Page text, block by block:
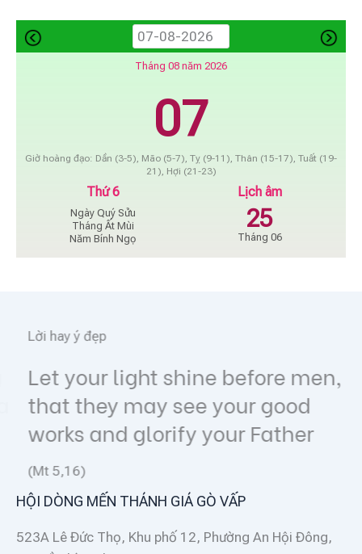
Tháng 08 năm 2026
07
Giờ hoàng đạo: Dần (3-5), Mão (5-7), Tỵ (9-11), Thân (15-17), Tuất (19-
21), Hợi (21-23)
Thứ 6
Ngày Quý Sửu
Tháng Ất Mùi
Năm Bính Ngọ
Lịch âm
25
Tháng 06
Lời hay ý đẹp
Let your light shine before men,
that they may see your good
works and glorify your Father
(Mt 5,16)
HỘI DÒNG MẾN THÁNH GIÁ GÒ VẤP
523A Lê Đức Thọ, Khu phố 12, Phường An Hội Đông,